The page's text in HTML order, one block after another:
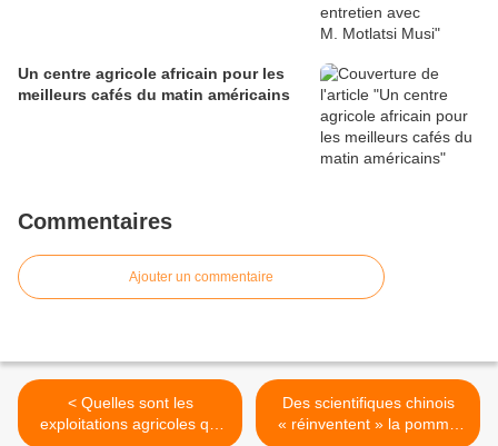
Un centre agricole africain pour les
meilleurs cafés du matin américains
Commentaires
Ajouter un commentaire
< Quelles sont les
exploitations agricoles qui
Des scientifiques chinois
« réinventent » la pomme